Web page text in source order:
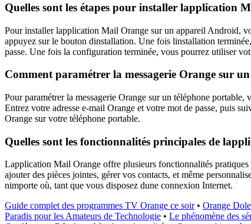
Quelles sont les étapes pour installer lapplication
Pour installer lapplication Mail Orange sur un appareil Android,
appuyez sur le bouton dinstallation. Une fois linstallation
passe. Une fois la configuration terminée, vous pourrez utiliser
Comment paramétrer la messagerie Orange sur
Pour paramétrer la messagerie Orange sur un téléphone
Entrez votre adresse e-mail Orange et votre mot de passe, puis
Orange sur votre téléphone portable.
Quelles sont les fonctionnalités principales de
Lapplication Mail Orange offre plusieurs fonctionnalités pratiques
ajouter des pièces jointes, gérer vos contacts, et même
nimporte où, tant que vous disposez dune connexion Internet.
Guide complet des programmes TV Orange ce soir• Orange
Paradis pour les Amateurs de Technologie • Le phénomène des